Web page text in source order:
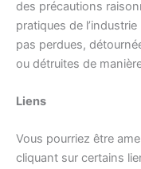
des précautions
pratiques de
pas perdues,
ou détruites de
Liens
Vous pourriez être
cliquant sur certains